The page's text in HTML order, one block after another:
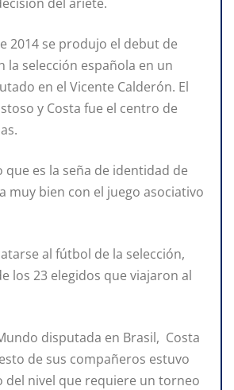
2014 se produjo el debut de
la selección española en un
en el Vicente Calderón. El
y Costa fue el centro de
es la seña de identidad de
muy bien con el juego asociativo
al fútbol de la selección,
los 23 elegidos que viajaron al
disputada en Brasil, Costa
de sus compañeros estuvo
del nivel que requiere un torneo